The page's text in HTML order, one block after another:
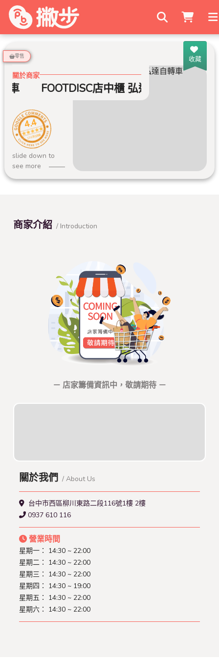
搜尋商家
收藏
零售
關於商家
車 FOOTDISC店中櫃 弘達自轉車
4.4
136 則評論
slide down to
see more
商家介紹 / Introduction
－ 店家籌備資訊中，敬請期待 －
關於我們 / About Us
台中市西區柳川東路二段116號1樓 2樓
0937 610 116
營業時間
星期一： 14:30 ~ 22:00
星期二： 14:30 ~ 22:00
星期三： 14:30 ~ 22:00
星期四： 14:30 ~ 19:00
星期五： 14:30 ~ 22:00
星期六： 14:30 ~ 22:00